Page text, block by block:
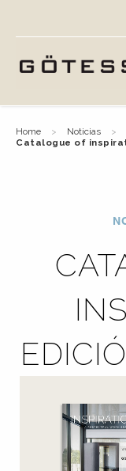
home
noticias
catalogue of